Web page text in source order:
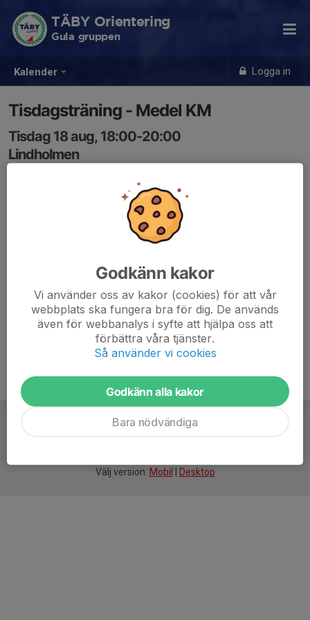
Kalender Logga in
TÄBY Orientering
Gula gruppen
Tisdagsträning - Medel KM
Tisdag 18 aug, 18:00-20:00
Lindholmen
Välj version: Mobil Desktop
Godkänn kakor
Vi använder oss av kakor (cookies) för att vår
webbplats ska fungera bra för dig. De används
även för webbanalys i syfte att hjälpa oss att
förbättra våra tjänster.
Så använder vi cookies
Godkänn alla kakor
Bara nödvändiga